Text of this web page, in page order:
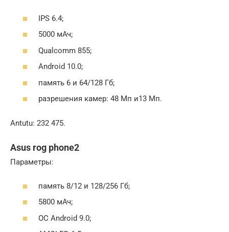
IPS 6.4;
5000 мАч;
Qualcomm 855;
Android 10.0;
память 6 и 64/128 Гб;
разрешения камер: 48 Мп и13 Мп.
Antutu: 232 475.
Asus rog phone2
Параметры:
память 8/12 и 128/256 Гб;
5800 мАч;
ОС Android 9.0;